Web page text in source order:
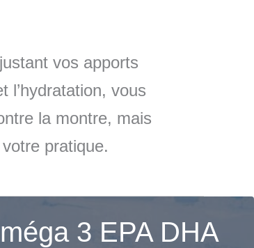
vos apports
l’hydratation, vous
la montre, mais
pratique.
3 EPA DHA